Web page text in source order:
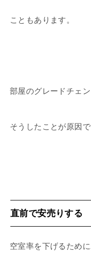
こともあります。
部屋のグレードチェ
そうしたことが原因で
直前で安売りする
空室率を下げるため